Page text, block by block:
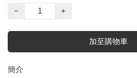
−
+
加至購物車
簡介